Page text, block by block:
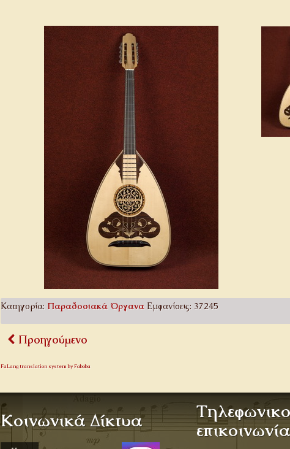
Κατηγορία: Παραδοσιακά Όργανα Εμφανίσεις: 37245
Προηγούμενο
FaLang translation system by Faboba
Κοινωνικά Δίκτυα